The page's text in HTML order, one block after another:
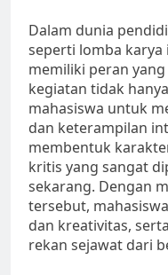
Dalam dunia
seperti lomba
memiliki peran
kegiatan tidak
mahasiswa untuk
dan keterampilan
membentuk
kritis yang sangat
sekarang. Dengan
tersebut,
dan kreativitas,
rekan sejawat dari